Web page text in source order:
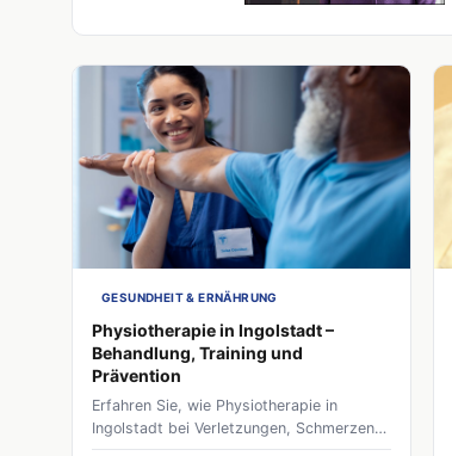
GESUNDHEIT & ERNÄHRUNG
Physiotherapie in Ingolstadt –
Behandlung, Training und
Prävention
Erfahren Sie, wie Physiotherapie in
Ingolstadt bei Verletzungen, Schmerzen
und Prävention unterstützt – von